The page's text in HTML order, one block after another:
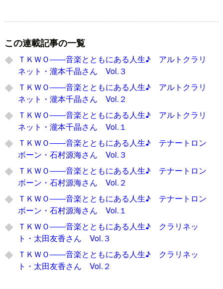
この連載記事の一覧
ＴＫＷＯ――音楽とともにある人生♪ アルトクラリ
ネット・瀧本千晶さん Vol.３
ＴＫＷＯ――音楽とともにある人生♪ アルトクラリ
ネット・瀧本千晶さん Vol.２
ＴＫＷＯ――音楽とともにある人生♪ アルトクラリ
ネット・瀧本千晶さん Vol.１
ＴＫＷＯ――音楽とともにある人生♪ テナートロン
ボーン・石村源海さん Vol.３
ＴＫＷＯ――音楽とともにある人生♪ テナートロン
ボーン・石村源海さん Vol.２
ＴＫＷＯ――音楽とともにある人生♪ テナートロン
ボーン・石村源海さん Vol.１
ＴＫＷＯ――音楽とともにある人生♪ クラリネッ
ト・太田友香さん Vol.３
ＴＫＷＯ――音楽とともにある人生♪ クラリネッ
ト・太田友香さん Vol.２